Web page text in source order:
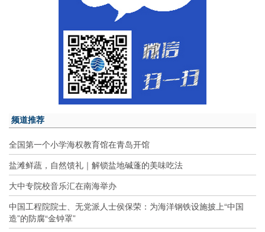
频道推荐
全国第一个小学海权教育馆在青岛开馆
盐滩鲜蔬，自然馈礼｜解锁盐地碱蓬的美味吃法
大中专院校音乐汇在南海举办
中国工程院院士、无党派人士侯保荣：为海洋钢铁设施披上“中国
造”的防腐“金钟罩”